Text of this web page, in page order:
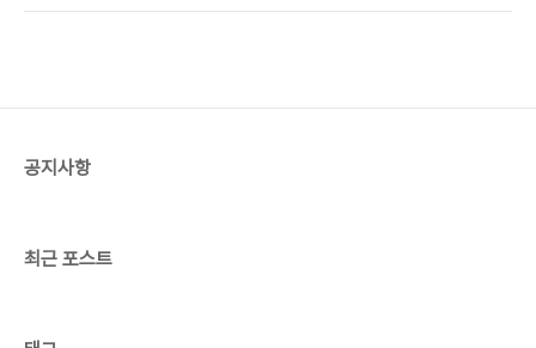
입니다.** 1. 쉘코드 프로그래밍 하기 void main()
공지사항
최근 포스트